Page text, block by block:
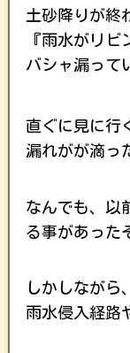
土砂降りが終
『雨水がリ
バシャ漏って
直ぐに見に行
漏れがが滴っ
なんでも、以
る事があった
しかしながら
雨水侵入経路